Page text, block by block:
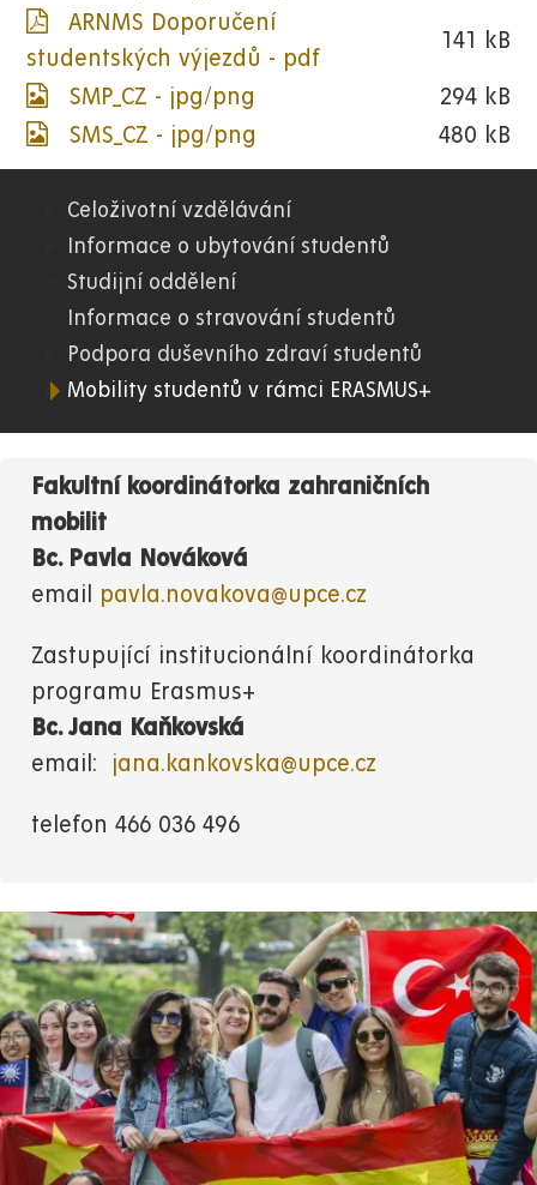
ARNMS Doporučení
studentských výjezdů - pdf
141 kB
SMP_CZ - jpg/png
294 kB
SMS_CZ - jpg/png
480 kB
07.
FR
Celoživotní vzdělávání
Informace o ubytování studentů
Studijní oddělení
Informace o stravování studentů
Podpora duševního zdraví studentů
Mobility studentů v rámci ERASMUS+
Fakultní koordinátorka zahraničních
mobilit
Bc. Pavla Nováková
email pavla.novakova@upce.cz
Zastupující institucionální koordinátorka
programu Erasmus+
Bc. Jana Kaňkovská
email: jana.kankovska@upce.cz
telefon 466 036 496